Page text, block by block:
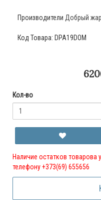
Производители Добрый жар
Код Товара: DPA19DOM
Кол-во
Наличие остатков товарова
телефону +373(69) 655656